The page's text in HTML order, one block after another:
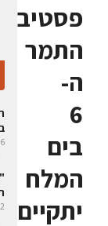
פסטיבל
התמר
ה-
6
בים
המלח
יתקיים
16
22